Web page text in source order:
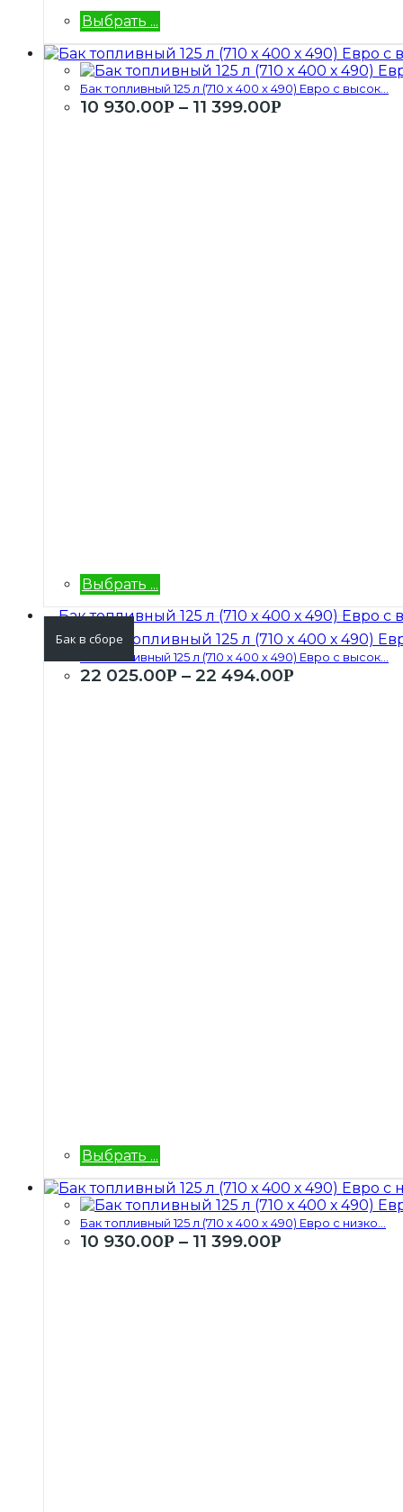
Выбрать ...
Бак топливный 125 л (710 х 400 х 490) Евро с высок...
10 930.00Р – 11 399.00Р
Выбрать ...
Бак в сборе
Бак топливный 125 л (710 х 400 х 490) Евро с высок...
22 025.00Р – 22 494.00Р
Выбрать ...
Бак топливный 125 л (710 х 400 х 490) Евро с низко...
10 930.00Р – 11 399.00Р